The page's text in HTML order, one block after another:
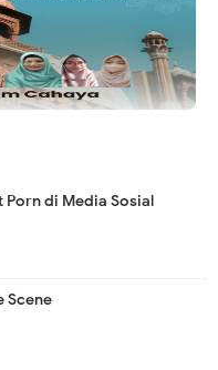
Porn di Media Sosial
Scene